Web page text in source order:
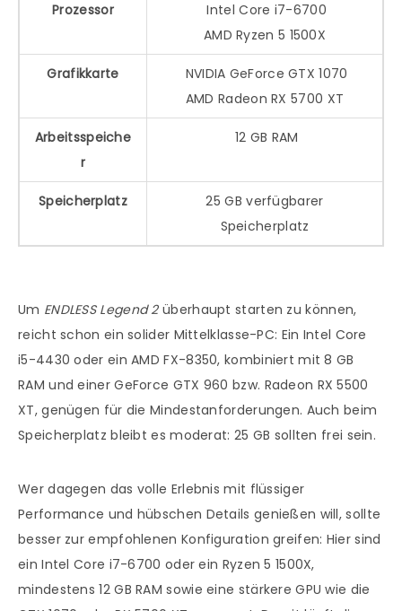
Prozessor
Intel Core i7-6700
AMD Ryzen 5 1500X
Grafikkarte
NVIDIA GeForce GTX 1070
AMD Radeon RX 5700 XT
Arbeitsspeiche
r
12 GB RAM
Speicherplatz
25 GB verfügbarer
Speicherplatz
Um ENDLESS Legend 2überhaupt starten zu können,
reicht schon ein solider Mittelklasse-PC: Ein Intel Core
i5-4430 oder ein AMD FX-8350, kombiniert mit 8 GB
RAM und einer GeForce GTX 960 bzw. Radeon RX 5500
XT, genügen für die Mindestanforderungen. Auch beim
Speicherplatz bleibt es moderat: 25 GB sollten frei sein.
Wer dagegen das volle Erlebnis mit flüssiger
Performance und hübschen Details genießen will, sollte
besser zur empfohlenen Konfiguration greifen: Hier sind
ein Intel Core i7-6700 oder ein Ryzen 5 1500X,
mindestens 12 GB RAM sowie eine stärkere GPU wie die